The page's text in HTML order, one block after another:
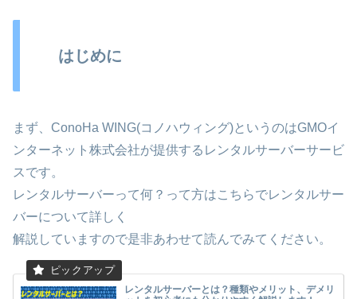
はじめに
まず、ConoHa WING(コノハウィング)というのはGMOイ
ンターネット株式会社が提供するレンタルサーバーサービ
スです。
レンタルサーバーって何？って方はこちらでレンタルサー
バーについて詳しく
解説していますので是非あわせて読んでみてください。
レンタルサーバーとは？種類やメリット、デメリ